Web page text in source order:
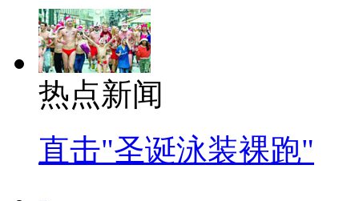
热点新闻
直击"圣诞泳装裸跑"